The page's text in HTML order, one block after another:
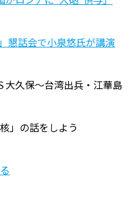
懇話会で小泉悠氏が講演
久保〜台湾出兵・江華島
」の話をしよう